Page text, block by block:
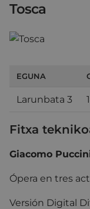
Tosca
EGUNA
Larunbata 3
Fitxa
Giacomo
Ópera en tres
Versión Digital